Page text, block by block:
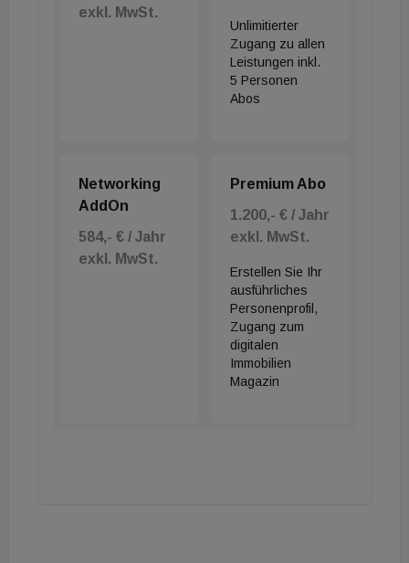
exkl. MwSt.
Unlimitierter
Zugang zu allen
Leistungen inkl.
5 Personen
Abos
Networking
AddOn
584,- € / Jahr
exkl. MwSt.
Premium Abo
1.200,- € / Jahr
exkl. MwSt.
Erstellen Sie Ihr
ausführliches
Personenprofil,
Zugang zum
digitalen
Immobilien
Magazin